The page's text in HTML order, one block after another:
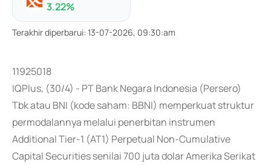
3.22%
Terakhir diperbarui: 13-07-2026, 09:30:am
11925018
IQPlus, (30/4) - PT Bank Negara Indonesia (Persero)
Tbk atau BNI (kode saham: BBNI) memperkuat struktur
permodalannya melalui penerbitan instrumen
Additional Tier-1 (AT1) Perpetual Non-Cumulative
Capital Securities senilai 700 juta dolar Amerika Serikat